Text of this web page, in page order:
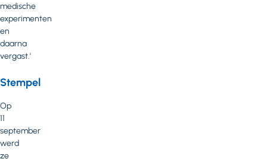
medische
experimenten
en
daarna
vergast.'
Stempel
Op
11
september
werd
ze